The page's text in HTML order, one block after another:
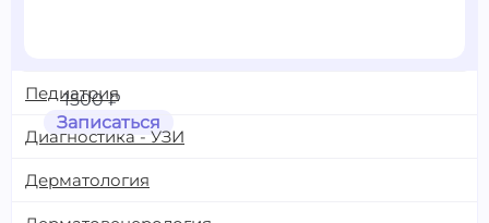
1500 ₽
Записаться
Педиатрия
Диагностика - УЗИ
Дерматология